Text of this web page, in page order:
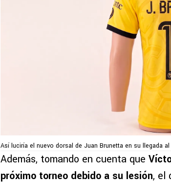
Así luciría el nuevo dorsal de Juan Brunetta en su llegada al
Además, tomando en cuenta que
próximo torneo debido a su lesión, el